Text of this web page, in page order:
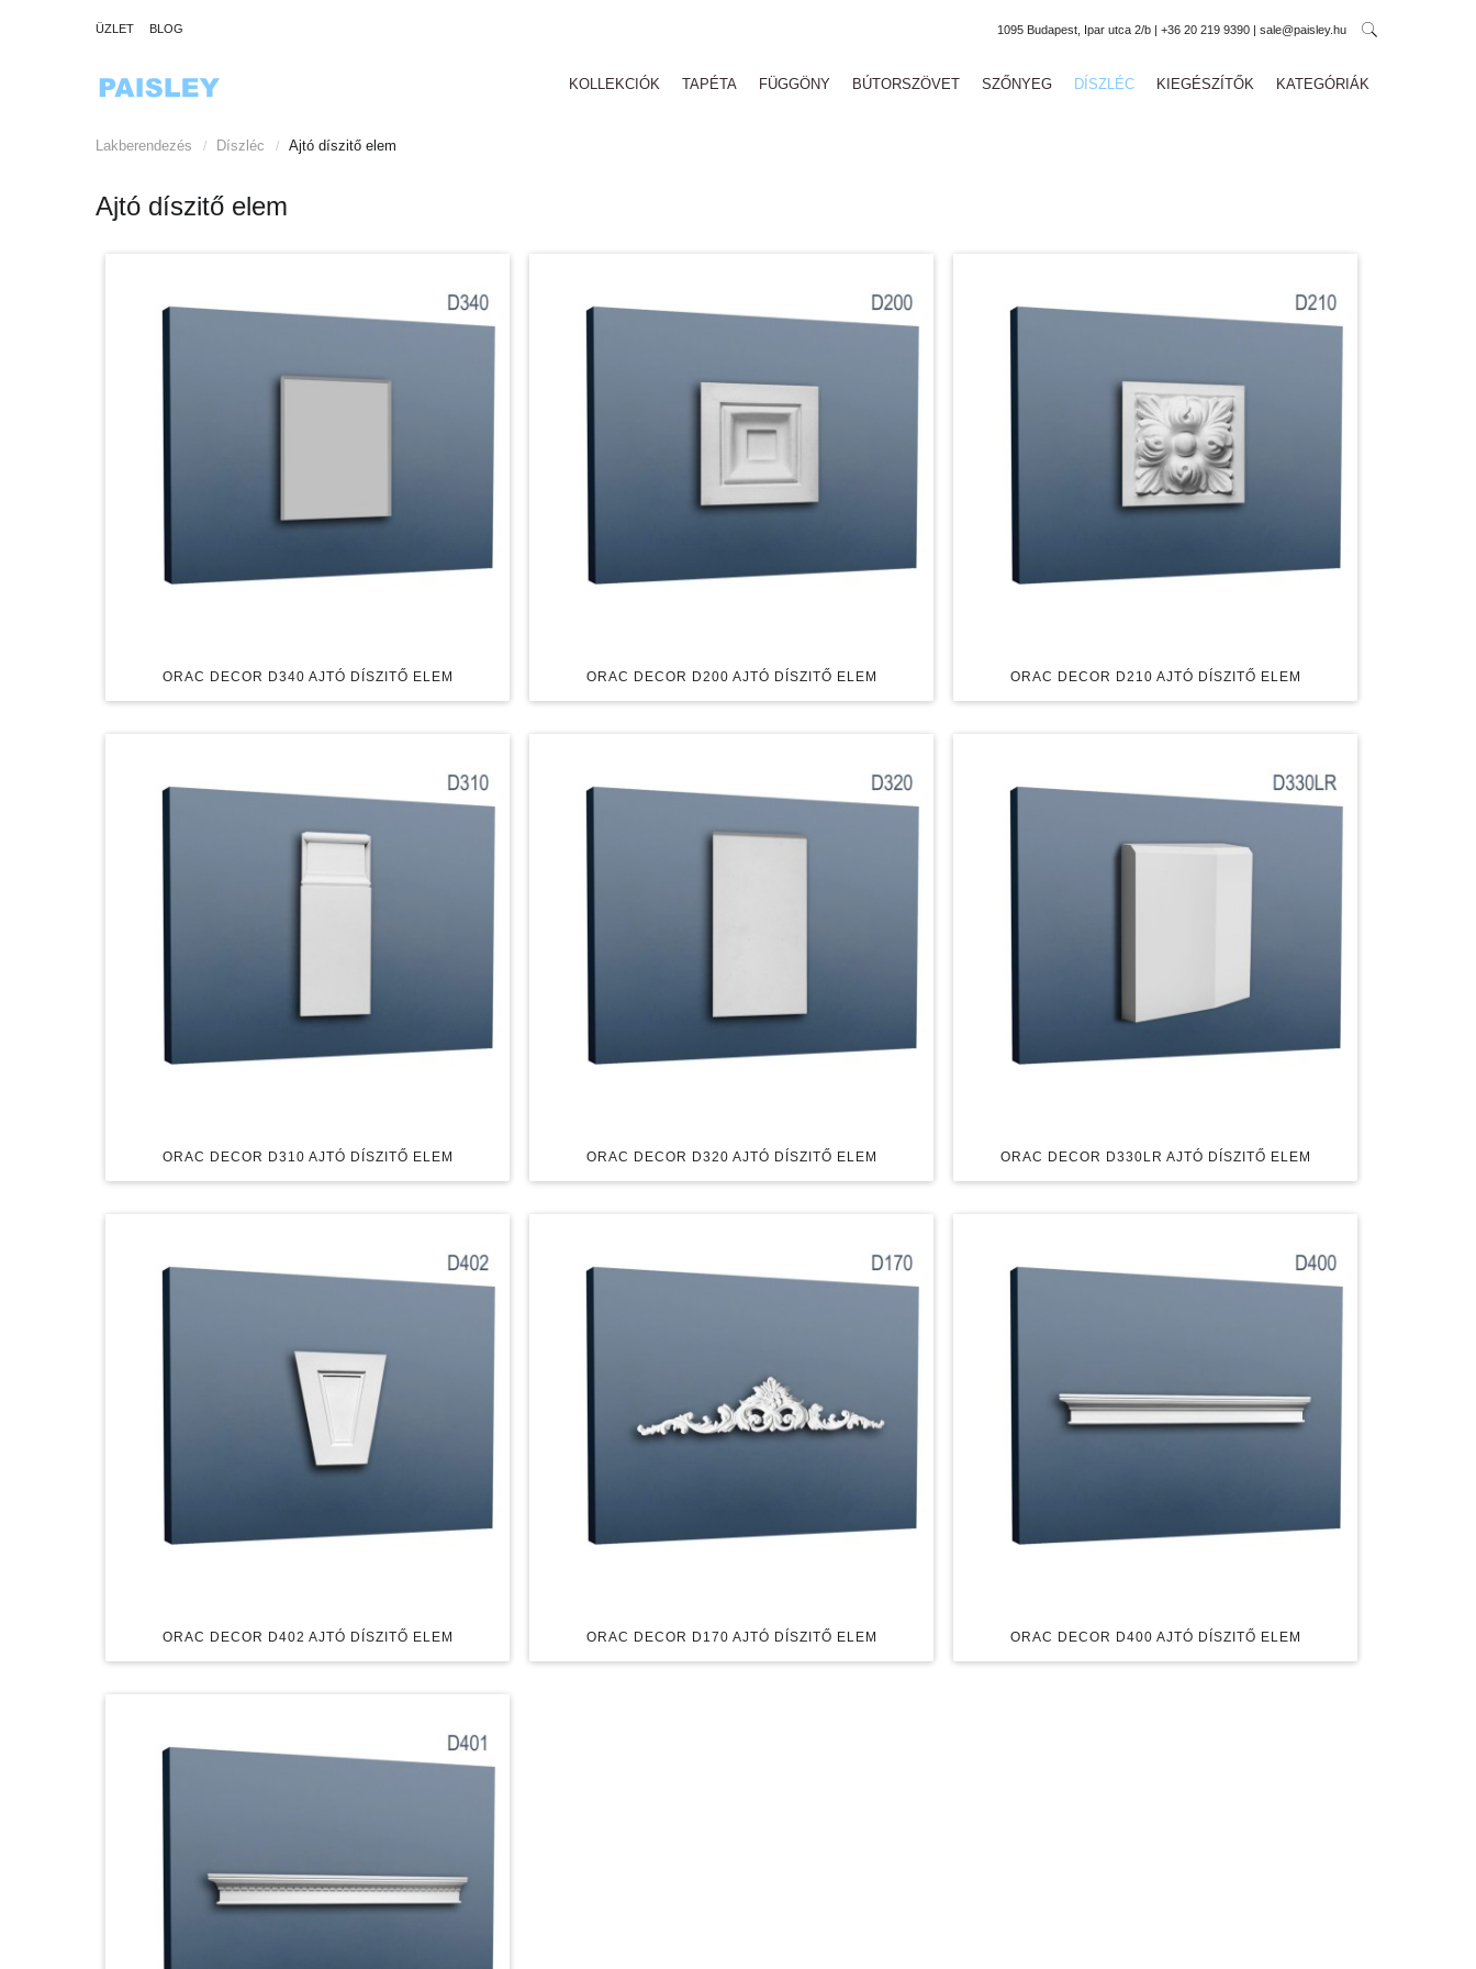
ÜZLET BLOG 1095 Budapest, Ipar utca 2/b | +36 20 219 9390 | sale@paisley.hu
KOLLEKCIÓK TAPÉTA FÜGGÖNY BÚTORSZÖVET SZŐNYEG DÍSZLÉC KIEGÉSZÍTŐK KATEGÓRIÁK
Lakberendezés / Díszléc / Ajtó díszitő elem
Ajtó díszitő elem
ORAC DECOR D340 AJTÓ DÍSZITŐ ELEM ORAC DECOR D200 AJTÓ DÍSZITŐ ELEM ORAC DECOR D210 AJTÓ DÍSZITŐ ELEM
ORAC DECOR D310 AJTÓ DÍSZITŐ ELEM ORAC DECOR D320 AJTÓ DÍSZITŐ ELEM ORAC DECOR D330LR AJTÓ DÍSZITŐ ELEM
ORAC DECOR D402 AJTÓ DÍSZITŐ ELEM ORAC DECOR D170 AJTÓ DÍSZITŐ ELEM ORAC DECOR D400 AJTÓ DÍSZITŐ ELEM